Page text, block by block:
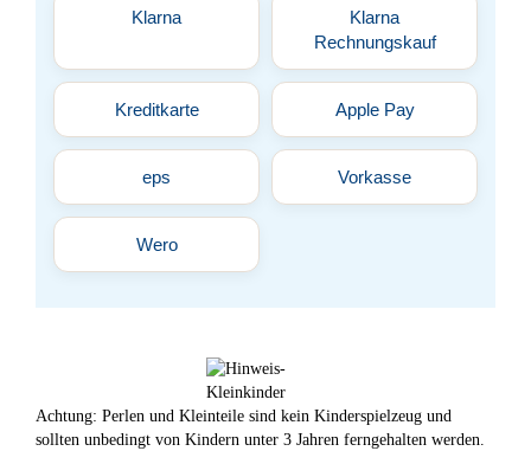
Klarna
Klarna
Rechnungskauf
Kreditkarte Apple Pay
eps Vorkasse
Wero
Achtung: Perlen und Kleinteile sind kein Kinderspielzeug und
sollten unbedingt von Kindern unter 3 Jahren ferngehalten werden.